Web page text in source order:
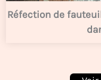
Réfection de